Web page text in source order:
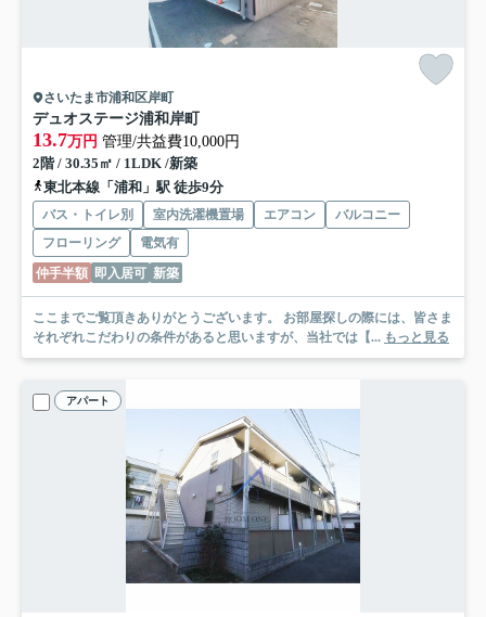
さいたま市浦和区岸町
デュオステージ浦和岸町
13.7万円 管理/共益費10,000円
2階 / 30.35㎡ / 1LDK /新築
東北本線「浦和」駅 徒歩9分
バス・トイレ別 室内洗濯機置場 エアコン
バルコニー
フローリング
電気有
仲手半額 即入居可 新築
ここまでご覧頂きありがとうございます。 お部屋探しの際には、皆さま
それぞれこだわりの条件があると思いますが、当社では【... もっと見る
アパート